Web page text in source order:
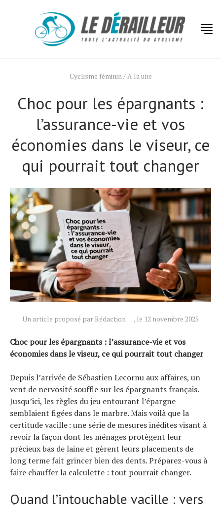
Cyclisme féminin/A la une
Choc pour les épargnants :
l’assurance-vie et vos
économies dans le viseur, ce
qui pourrait tout changer
Un article proposé par Rédaction , le 12 novembre 2025
Choc pour les épargnants : l’assurance-vie et vos
économies dans le viseur, ce qui pourrait tout changer
Depuis l’arrivée de Sébastien Lecornu aux affaires, un
vent de nervosité souffle sur les épargnants français.
Jusqu’ici, les règles du jeu entourant l’épargne
semblaient figées dans le marbre. Mais voilà que la
certitude vacille : une série de mesures inédites visant à
revoir la façon dont les ménages protègent leur
précieux bas de laine et gèrent leurs placements de
long terme fait grincer bien des dents. Préparez-vous à
faire chauffer la calculette : tout pourrait changer.
Quand l’intouchable vacille : vers
Actualités
Tests de produits